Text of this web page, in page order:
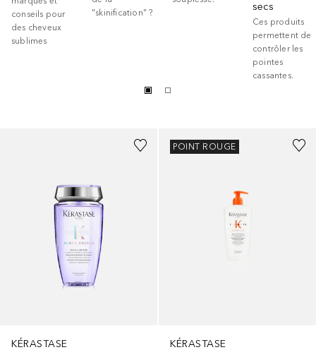
conseils pour
des cheveux
sublimes
"skinification" ?
secs
Ces produits
permettent de
contrôler les
pointes
cassantes.
KÉRASTASE
KÉRASTASE
POINT ROUGE